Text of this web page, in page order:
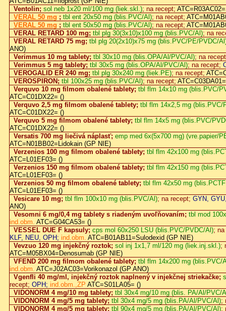
Ventolin; sol neb 1x20 ml/100 mg (liek.skl.); na recept;
VERAL 50 mg ; tbl ent 20x50 mg (blis.PVC/Al); na recept;
VERAL 50 mg ; tbl ent 50x50 mg (blis.PVC/Al); na recept;
VERAL RETARD 100 mg; tbl plg 30(3x10)x100 mg (blis.PVC/Al); na
VERAL RETARD 75 mg; tbl plg 20(2x10)x75 mg (blis.PVC/PE/PVDC/
ANO)
Verimmus 10 mg tablety; tbl 30x10 mg (blis.OPA/Al/PVC/Al); na
Verimmus 5 mg tablety; tbl 30x5 mg (blis.OPA/Al/PVC/Al); na recept;
VEROGALID ER 240 mg; tbl plg 30x240 mg (liek.PE); na recept;
VEROSPIRON; tbl 100x25 mg (blis.PVC/Al); na recept;
Verquvo 10 mg filmom obalené tablety; tbl flm 14x10 mg (blis.PVC/
ATC=C01DX22= ()
Verquvo 2,5 mg filmom obalené tablety; tbl flm 14x2,5 mg (blis.PVC/
ATC=C01DX22= ()
Verquvo 5 mg filmom obalené tablety; tbl flm 14x5 mg (blis.PVC/
ATC=C01DX22= ()
Versatis 700 mg liečivá náplasť; emp med 6x(5x700 mg) (vre.papier/
ATC=N01BB02=Lidokain (GP NIE)
Verzenios 100 mg filmom obalené tablety; tbl flm 42x100 mg
ATC=L01EF03= ()
Verzenios 150 mg filmom obalené tablety; tbl flm 42x150 mg
ATC=L01EF03= ()
Verzenios 50 mg filmom obalené tablety; tbl flm 42x50 mg
ATC=L01EF03= ()
Vesicare 10 mg; tbl flm 100x10 mg (blis.PVC/Al); na recept; GYN,
ANO)
Vesomni 6 mg/0,4 mg tablety s riadeným uvoľňovaním; tbl mod
ind.obm. ATC=G04CA53= ()
VESSEL DUE F kapsuly; cps mol 60x250 LSU (blis.PVC/PVDC/Al);
KLF, NEU, OPH; ind.obm. ATC=B01AB11=Sulodexid (GP NIE)
Vevzuo 120 mg injekčný roztok; sol inj 1x1,7 ml/120 mg (liek.inj.skl.);
ATC=M05BX04=Denosumab (GP NIE)
VFEND 200 mg filmom obalené tablety; tbl flm 14x200 mg (blis.PVC/
ind.obm. ATC=J02AC03=Vorikonazol (GP ANO)
Vgenfli 40 mg/ml, injekčný roztok naplnený v injekčnej striekačke;
recept; OPH; ind.obm.,ZP ATC=S01LA05= ()
VIDONORM 4 mg/10 mg tablety; tbl 30x4 mg/10 mg (blis. PA/Al/PVC/
VIDONORM 4 mg/5 mg tablety; tbl 30x4 mg/5 mg (blis.PA/Al/PVC/Al);
VIDONORM 4 mg/5 mg tablety; tbl 90x4 mg/5 mg (blis.PA/Al/PVC/Al);